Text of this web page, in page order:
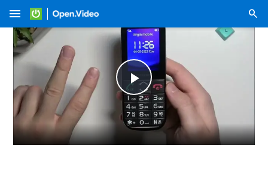
menu
Play
Video